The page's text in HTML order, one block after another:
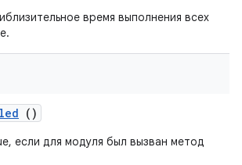
время выполнения всех
()
если для модуля был вызван метод